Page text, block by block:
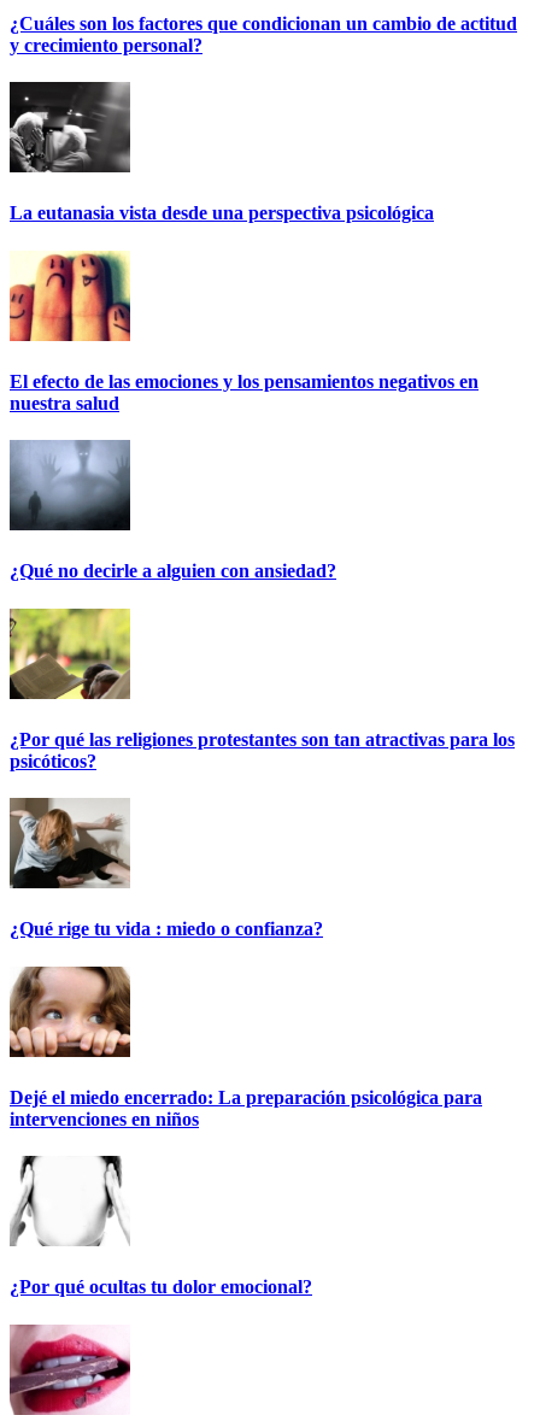
¿Cuáles son los factores que condicionan un cambio de actitud
y crecimiento personal?
La eutanasia vista desde una perspectiva psicológica
El efecto de las emociones y los pensamientos negativos en
nuestra salud
¿Qué no decirle a alguien con ansiedad?
¿Por qué las religiones protestantes son tan atractivas para los
psicóticos?
¿Qué rige tu vida : miedo o confianza?
Dejé el miedo encerrado: La preparación psicológica para
intervenciones en niños
¿Por qué ocultas tu dolor emocional?